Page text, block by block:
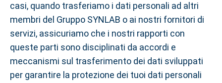
casi, quando trasferiamo i dati personali ad altri
membri del Gruppo SYNLAB o ai nostri fornitori di
servizi, assicuriamo che i nostri rapporti con
queste parti sono disciplinati da accordi e
meccanismi sul trasferimento dei dati sviluppati
per garantire la protezione dei tuoi dati personali